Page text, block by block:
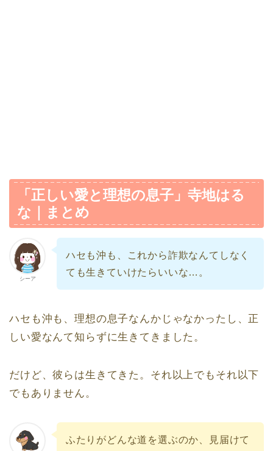
「正しい愛と理想の息子」寺地はる
な｜まとめ
シーア
ハセも沖も、これから詐欺なんてしなく
ても生きていけたらいいな…。
ハセも沖も、理想の息子なんかじゃなかったし、正
しい愛なんて知らずに生きてきました。
だけど、彼らは生きてきた。それ以上でもそれ以下
でもありません。
ふたりがどんな道を選ぶのか、見届けて